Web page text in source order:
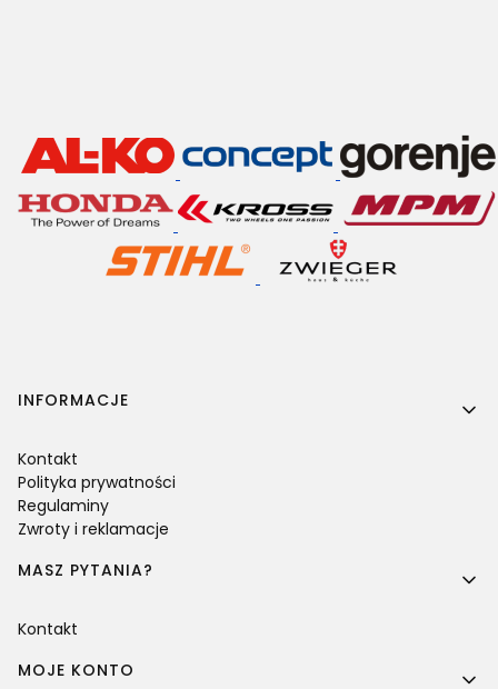
Linki w stopce
INFORMACJE
Kontakt
Polityka prywatności
Regulaminy
Zwroty i reklamacje
MASZ PYTANIA?
Kontakt
MOJE KONTO